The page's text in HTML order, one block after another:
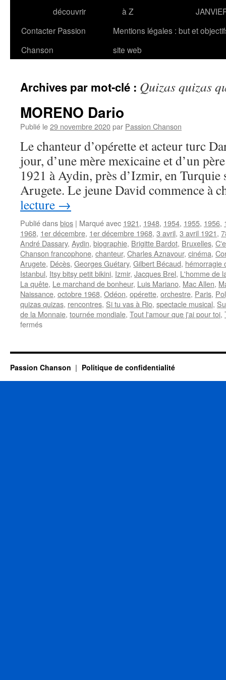
découvrir
à Z
Contacter Passion
Chanson
Mentions légales : but et
site web
Archives par mot-clé : Quizas quizas
MORENO Dario
Publié le29 novembre 2020par Passion Chanson
Le chanteur d’opérette et acteur turc
jour, d’une mère mexicaine et d’un
1921 à Aydin, près d’Izmir, en Turquie
Arugete. Le jeune David commence à
lecture →
Publié dansbios | Marqué avec 1921, 1948, 1954, 1955, 1956,
1968, 1er décembre, 1er décembre 1968, 3 avril, 3 avril 1921,
André Dassary, Aydin, biographie, Brigitte Bardot, Bruxelles,
Chanson francophone, chanteur, Charles Aznavour, cinéma,
Arugete, Décès, Georges Guétary, Gilbert Bécaud, hémorragie
Istanbul, Itsy bitsy petit bikini, Izmir, Jacques Brel, L'homme de
La quête, Le marchand de bonheur, Luis Mariano, Mac Allen,
Naissance, octobre 1968, Odéon, opérette, orchestre, Paris,
quizas quizas, rencontres, Si tu vas à Rio, spectacle musical,
de la Monnaie, tournée mondiale, Tout l'amour que j'ai pour toi,
ferméssur
Passion Chanson Politique de confidentialité